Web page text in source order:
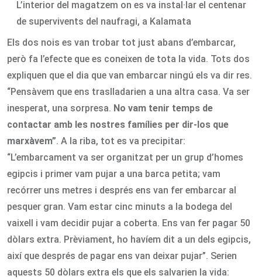
L’interior del magatzem on es va instal·lar el centenar
de supervivents del naufragi, a Kalamata
Els dos nois es van trobar tot just abans d’embarcar,
però fa l’efecte que es coneixen de tota la vida. Tots dos
expliquen que el dia que van embarcar ningú els va dir res.
“Pensàvem que ens traslladarien a una altra casa. Va ser
inesperat, una sorpresa. No vam tenir temps de
contactar amb les nostres famílies per dir-los que
marxàvem”. A la riba, tot es va precipitar:
“L’embarcament va ser organitzat per un grup d’homes
egipcis i primer vam pujar a una barca petita; vam
recórrer uns metres i després ens van fer embarcar al
pesquer gran. Vam estar cinc minuts a la bodega del
vaixell i vam decidir pujar a coberta. Ens van fer pagar 50
dòlars extra. Prèviament, ho havíem dit a un dels egipcis,
així que després de pagar ens van deixar pujar”. Serien
aquests 50 dòlars extra els que els salvarien la vida: